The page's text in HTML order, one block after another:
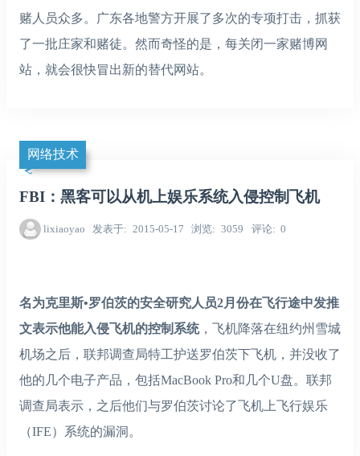
赌人员众多。广东各地警方开展了多次的专项打击，抓获
了一批庄家和赌徒。然而奇怪的是，每关闭一家赌博网
站，就会很快冒出新的替代网站。
网络技术
FBI：黑客可以从机上娱乐系统入侵控制飞机
lixiaoyao 发表于 2015-05-17 浏览 3059 评论 0
名为克里斯•罗伯茨的安全研究人员2月份在飞行途中发推
文表示他能入侵飞机的控制系统，飞机降落在纽约州雪城
机场之后，联邦调查局特工护送罗伯茨下飞机，并没收了
他的几个电子产品，包括MacBook Pro和几个U盘。联邦
调查局表示，之后他们与罗伯茨讨论了飞机上飞行娱乐
（IFE）系统的漏洞。